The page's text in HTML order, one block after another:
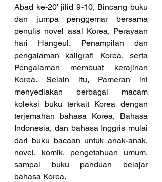
Abad ke-20' jilid 9-10, Bincang buku
dan jumpa penggemar bersama
penulis novel asal Korea, Perayaan
hari Hangeul, Penampilan dan
pengalaman kaligrafi Korea, serta
Pengalaman membuat kerajinan
Korea. Selain itu, Pameran ini
menyediakan berbagai macam
koleksi buku terkait Korea dengan
terjemahan bahasa Korea, Bahasa
Indonesia, dan bahasa Inggris mulai
dari buku bacaan untuk anak-anak,
novel, komik, pengetahuan umum,
sampai buku panduan belajar
bahasa Korea.